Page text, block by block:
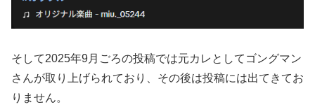
そして2025年9月ごろの投稿では元カレとしてゴングマン
さんが取り上げられており、その後は投稿には出てきてお
りません。